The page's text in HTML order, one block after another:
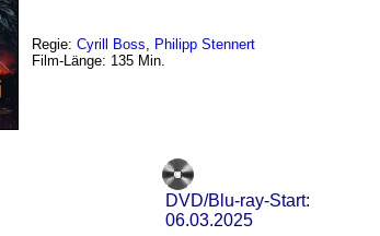
Regie:Cyrill Boss, Philipp Stennert
Film-Länge: 135 Min.
DVD/Blu-ray-Start:
06.03.2025